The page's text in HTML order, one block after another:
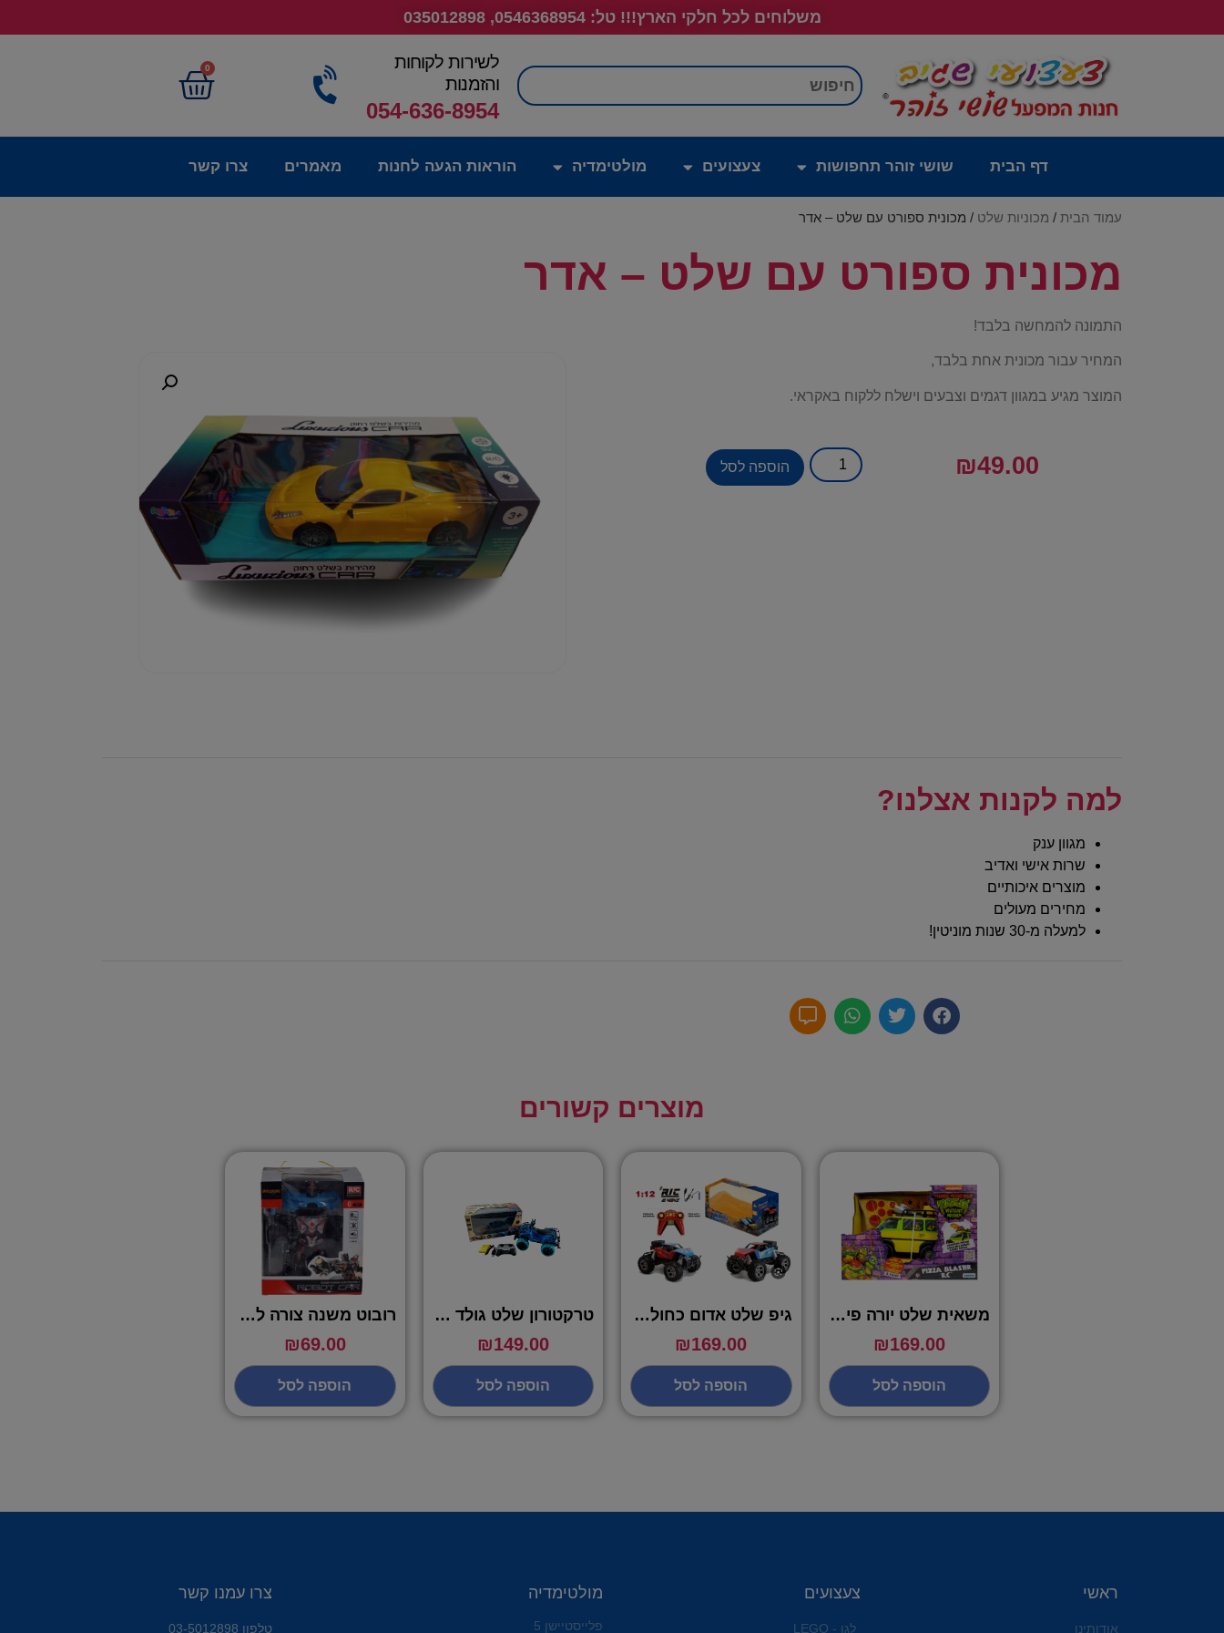
משלוחים לכל חלקי הארץ!!! טל: 0546368954, 035012898
חיפוש
לשירות לקוחות
והזמנות
054-636-8954
0
דף הבית שושי זוהר תחפושות צעצועים מולטימדיה הוראות הגעה לחנות מאמרים צרו קשר
עמוד הבית / מכוניות שלט / מכונית ספורט עם שלט – אדר
מכונית ספורט עם שלט – אדר
התמונה להמחשה בלבד!
המחיר עבור מכונית אחת בלבד,
המוצר מגיע במגוון דגמים וצבעים וישלח ללקוח באקראי.
₪49.00 הוספה לסל
למה לקנות אצלנו?
מגוון ענק
שרות אישי ואדיב
מוצרים איכותיים
מחירים מעולים
למעלה מ-30 שנות מוניטין!
מוצרים קשורים
משאית שלט יורה פיצות – צבי הנינגה
₪169.00
הוספה לסל
גיפ שלט אדום כחול 1:12 רכב שטח מלך הכבישים – IPOP
₪169.00
הוספה לסל
טרקטורון שלט גולד 1:14 – IPOP
₪149.00
הוספה לסל
רובוט משנה צורה לרכב עם שלט – אדר
₪69.00
הוספה לסל
ראשי
אודותינו
צעצועים
לגו - LEGO
מולטימדיה
פלייסטיישן 5
צרו עמנו קשר
טלפון 03-5012898